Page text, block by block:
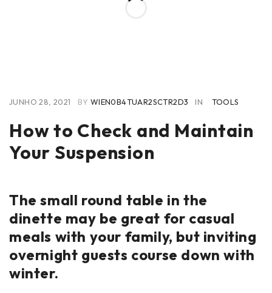
JUNHO 28, 2021 BY WIEN0B4TUAR2SCTR2D3 IN TOOLS
How to Check and Maintain
Your Suspension
The small round table in the
dinette may be great for casual
meals with your family, but inviting
overnight guests course down with
winter.